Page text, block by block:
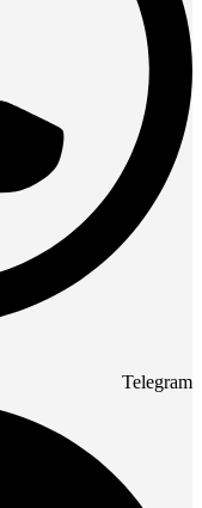
Telegram